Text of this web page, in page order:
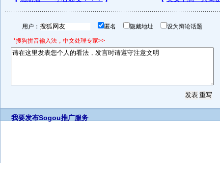
用户： 匿名 隐藏地址 设为辩论话题
*搜狗拼音输入法，中文处理专家>>
我要发布Sogou推广服务